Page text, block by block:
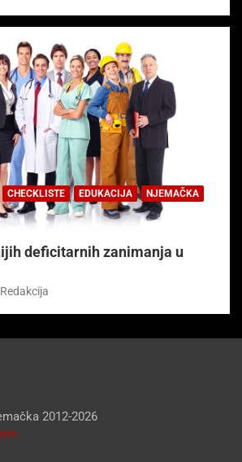
CHECKLISTE EDUKACIJA
NJEMAČKA
deficitarnih zanimanja u
Redakcija
2012-2026